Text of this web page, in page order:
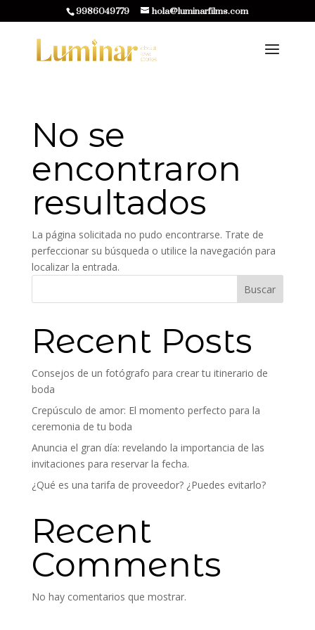
9986049779 hola@luminarfilms.com
No se
encontraron
resultados
La página solicitada no pudo encontrarse. Trate de
perfeccionar su búsqueda o utilice la navegación para
localizar la entrada.
Buscar
Recent Posts
Consejos de un fotógrafo para crear tu itinerario de
boda
Crepúsculo de amor: El momento perfecto para la
ceremonia de tu boda
Anuncia el gran día: revelando la importancia de las
invitaciones para reservar la fecha.
¿Qué es una tarifa de proveedor? ¿Puedes evitarlo?
Recent
Comments
No hay comentarios que mostrar.